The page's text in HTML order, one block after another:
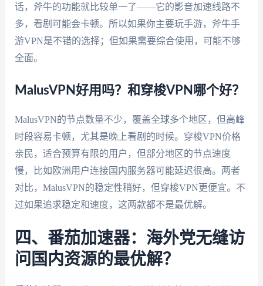
话，斧牛的功能就比较单一了——它的影音加速线路不
多，看剧可能会卡顿。所以如果你主要玩手游，斧牛手
游VPN是不错的选择；但如果需要综合使用，可能不够
全面。
MalusVPN好用吗？和穿梭VPN哪个好？
MalusVPN的节点数量不少，覆盖全球多个地区，但高峰
时段容易卡顿，尤其是晚上看剧的时候。穿梭VPN价格
亲民，适合预算有限的用户，但部分地区的节点速度
慢，比如欧洲用户连接国内服务器可能延迟很高。两者
对比，MalusVPN的稳定性稍好，但穿梭VPN更便宜。不
过如果追求稳定和速度，这两款都不是最优解。
四、番茄加速器：海外党无缝访
问国内资源的最优解？